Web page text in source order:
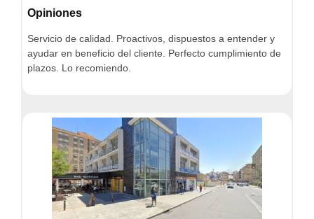
Opiniones
Servicio de calidad. Proactivos, dispuestos a entender y
ayudar en beneficio del cliente. Perfecto cumplimiento de
plazos. Lo recomiendo.